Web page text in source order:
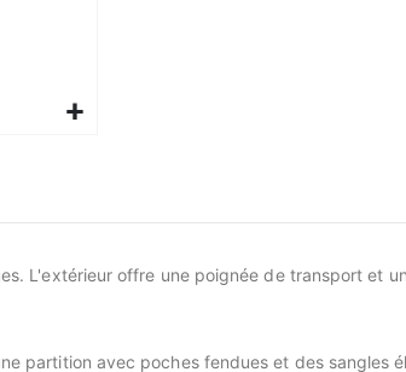
L'extérieur offre une poignée de transport et
partition avec poches fendues et des sangles